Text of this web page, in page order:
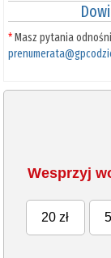
*Masz pytania
Wesprzyj
20 zł